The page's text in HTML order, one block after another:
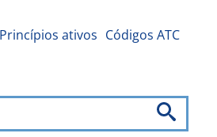
Princípios ativos Códigos ATC